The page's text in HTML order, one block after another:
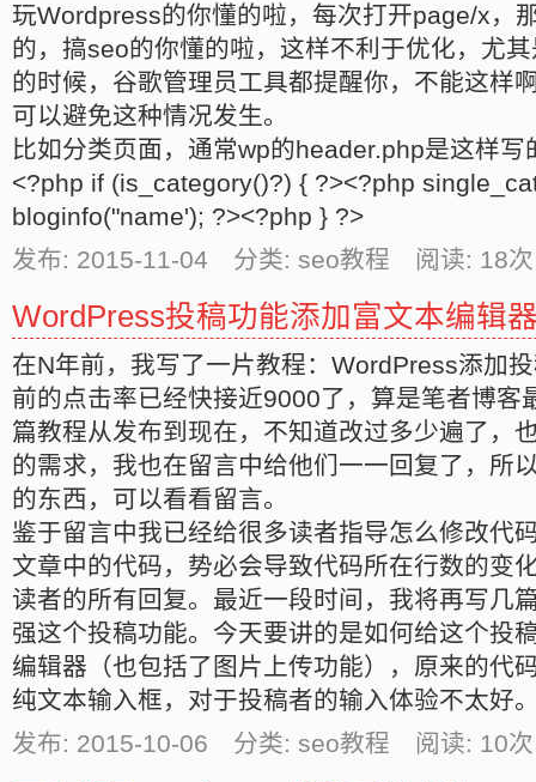
玩Wordpress的你懂的啦，每次打开page/x，
的，搞seo的你懂的啦，这样不利于优化，尤
的时候，谷歌管理员工具都提醒你，不能这样
可以避免这种情况发生。
比如分类页面，通常wp的header.php是这样写
<?php if (is_category()?) { ?><?php
bloginfo("name'); ?><?php } ?>
发布: 2015-11-04 分类: seo教程 阅读: 18
WordPress投稿功能添加富文本编辑
在N年前，我写了一片教程：WordPress添加
前的点击率已经快接近9000了，算是笔者博客
篇教程从发布到现在，不知道改过多少遍了，
的需求，我也在留言中给他们一一回复了，所
的东西，可以看看留言。
鉴于留言中我已经给很多读者指导怎么修改代
文章中的代码，势必会导致代码所在行数的变
读者的所有回复。最近一段时间，我将再写几
强这个投稿功能。今天要讲的是如何给这个投
编辑器（也包括了图片上传功能），原来的代
纯文本输入框，对于投稿者的输入体验不太好
发布: 2015-10-06 分类: seo教程 阅读: 10